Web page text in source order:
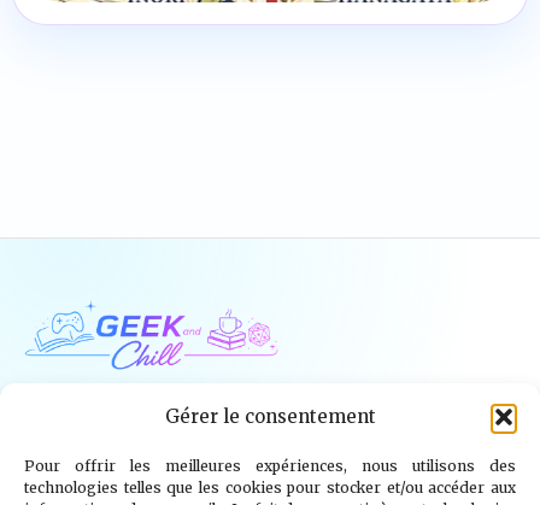
Gérer le consentement
Pour offrir les meilleures expériences, nous utilisons des
technologies telles que les cookies pour stocker et/ou accéder aux
Jeux Vidéo Tech Tabletop Livres